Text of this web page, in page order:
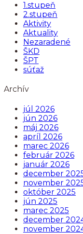
1.stupeň
2.stupeň
Aktivity
Aktuality
Nezaradené
ŠKD
ŠPT
súťaž
Archív
júl 2026
jún 2026
máj 2026
apríl 2026
marec 2026
február 2026
január 2026
december
november
október 2025
jún 2025
marec 2025
december
november